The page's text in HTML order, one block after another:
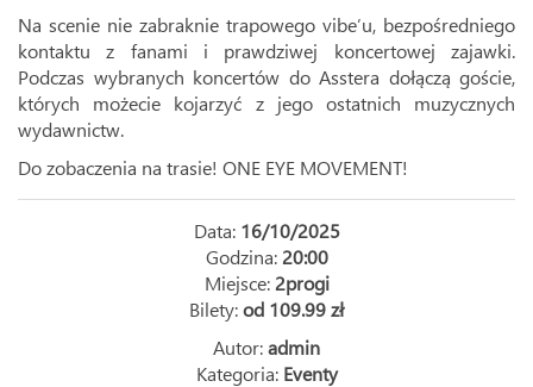
Na scenie nie zabraknie trapowego vibe’u, bezpośredniego
kontaktu z fanami i prawdziwej koncertowej zajawki.
Podczas wybranych koncertów do Asstera dołączą goście,
których możecie kojarzyć z jego ostatnich muzycznych
wydawnictw.
Do zobaczenia na trasie! ONE EYE MOVEMENT!
Data: 16/10/2025
Godzina: 20:00
Miejsce: 2progi
Bilety:od 109.99 zł
Autor:admin
Kategoria: Eventy